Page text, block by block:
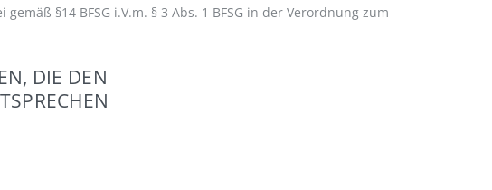
§14 BFSG i.V.m. § 3 Abs. 1 BFSG in der Verordnung zum
DIE DEN